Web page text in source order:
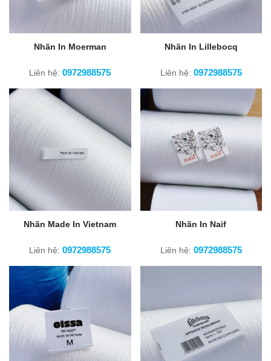
Nhãn In Moerman
Liên hệ:0972988575
Nhãn In Lillebocq
Liên hệ: 0972988575
Nhãn Made In Vietnam
Liên hệ:0972988575
Nhãn In Naif
Liên hệ: 0972988575